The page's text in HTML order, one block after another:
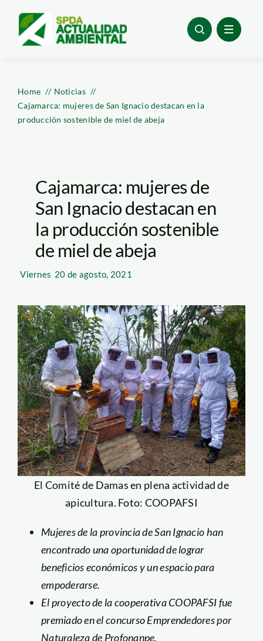
content
Home
Noticias
Cajamarca: mujeres de San Ignacio destacan en la
producción sostenible de miel de abeja
Cajamarca: mujeres de
San Ignacio destacan en
la producción sostenible
de miel de abeja
Viernes 20 de agosto, 2021
El Comité de Damas en plena actividad de
apicultura. Foto: COOPAFSI
Mujeres de la provincia de San Ignacio han
encontrado una oportunidad de lograr
beneficios económicos y un espacio para
empoderarse.
El proyecto de la cooperativa COOPAFSI fue
premiado en el concurso Emprendedores por
Naturaleza de Profonanpe.